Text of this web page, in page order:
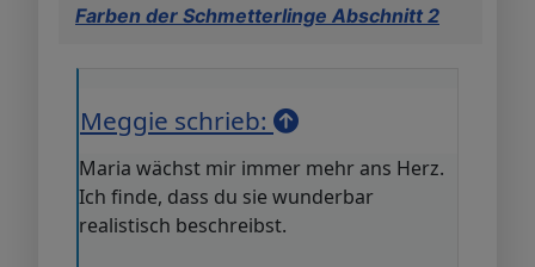
Farben der Schmetterlinge Abschnitt 2
Meggie schrieb:
Maria wächst mir immer mehr ans Herz.
Ich finde, dass du sie wunderbar
realistisch beschreibst.